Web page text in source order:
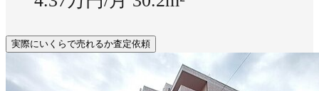
実際にいくらで売れるか査定依頼